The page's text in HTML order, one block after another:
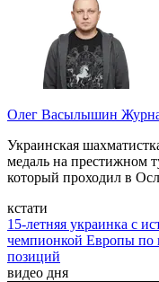
Олег Васылышин
Украинская
медаль на престижном
который проходил в
кстати
15-летняя украинка с
чемпионкой Европы по
позиций
видео дня